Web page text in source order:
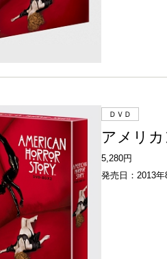
ＤＶＤ
アメリ
5,280円
発売日：2013年